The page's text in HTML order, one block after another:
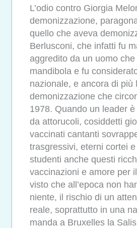
L’odio contro Giorgia
demonizzazione,
quello che aveva
Berlusconi, che infatti fu
aggredito da un uomo
mandibola e fu
nazionale, e ancora di più
demonizzazione che
1978. Quando un leader
da attorucoli, cosiddetti
vaccinati cantanti
trasgressivi, eterni cortei
studenti anche questi
vaccinazioni e amore per
visto che all’epoca non
niente, il rischio di un
reale, soprattutto in una
manda a Bruxelles la